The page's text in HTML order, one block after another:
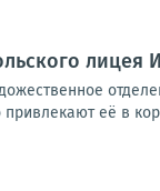
лицея
её в